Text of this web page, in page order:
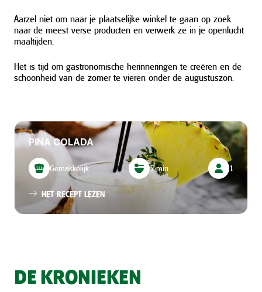
Aarzel niet om naar je plaatselijke winkel te gaan op zoek
naar de meest verse producten en verwerk ze in je openlucht
maaltijden.
Het is tijd om gastronomische herinneringen te creëren en de
schoonheid van de zomer te vieren onder de augustuszon.
PINA COLADA
Gemakkelijk 5 min 1
HET RECEPT LEZEN
DE KRONIEKEN